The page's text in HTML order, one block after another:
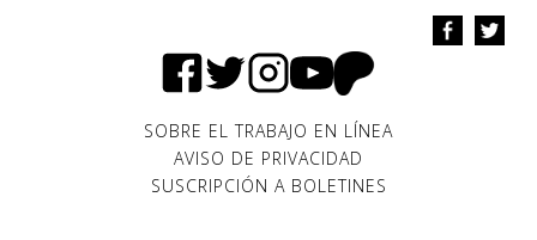
SOBRE EL TRABAJO EN LÍNEA
AVISO DE PRIVACIDAD
SUSCRIPCIÓN A BOLETINES